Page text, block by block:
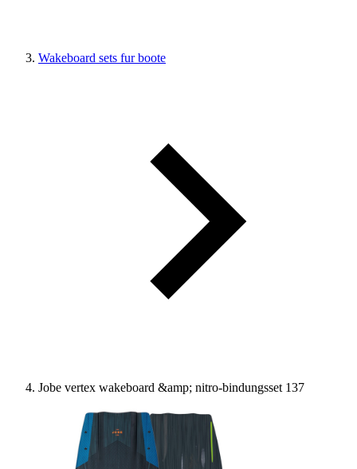
Wakeboard sets fur boote
Jobe vertex wakeboard &amp; nitro-bindungsset 137